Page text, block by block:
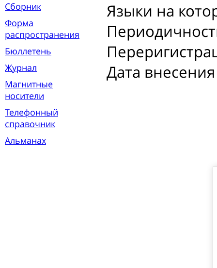
Сборник
Форма
распространения
Бюллетень
Журнал
Магнитные
носители
Телефонный
справочник
Альманах
Языки на
Дата